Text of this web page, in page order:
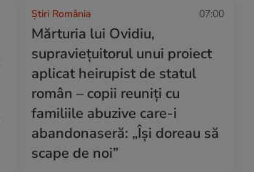
Știri România 07:00
Mărturia lui Ovidiu,
supraviețuitorul unui proiect
aplicat heirupist de statul
român – copii reuniți cu
familiile abuzive care-i
abandonaseră: „Își doreau să
scape de noi”